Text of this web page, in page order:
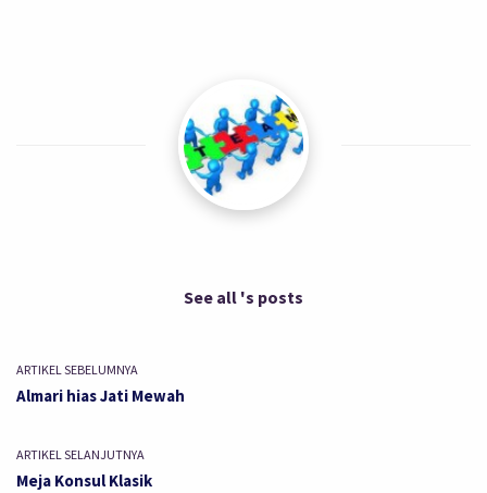
See all 's posts
ARTIKEL SEBELUMNYA
Almari hias Jati Mewah
ARTIKEL SELANJUTNYA
Meja Konsul Klasik